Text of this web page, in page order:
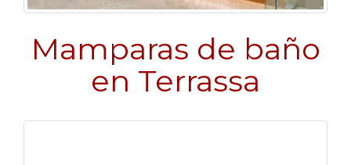
Mamparas de baño
en Terrassa